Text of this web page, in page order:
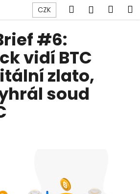
CZK Hledat
#6:
vidí BTC
zlato,
soud